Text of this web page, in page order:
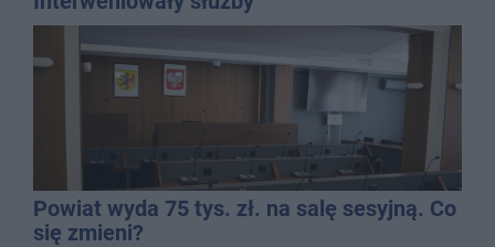
Powiat wyda 75 tys. zł. na salę sesyjną. Co
się zmieni?